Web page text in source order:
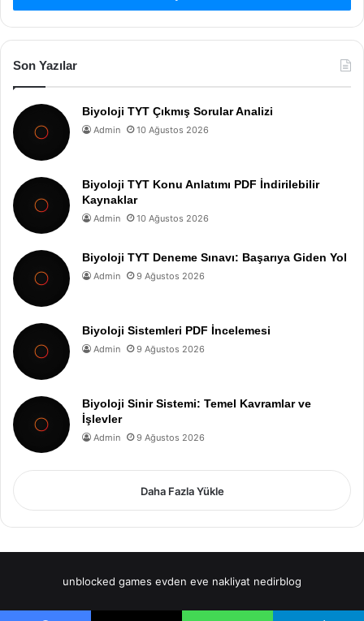
Son Yazılar
Biyoloji TYT Çıkmış Sorular Analizi
Admin 10 Ağustos 2026
Biyoloji TYT Konu Anlatımı PDF İndirilebilir
Kaynaklar
Admin 10 Ağustos 2026
Biyoloji TYT Deneme Sınavı: Başarıya Giden Yol
Admin 9 Ağustos 2026
Biyoloji Sistemleri PDF İncelemesi
Admin 9 Ağustos 2026
Biyoloji Sinir Sistemi: Temel Kavramlar ve
İşlevler
Admin 9 Ağustos 2026
Daha Fazla Yükle
unblocked games evden eve nakliyat nedirblog